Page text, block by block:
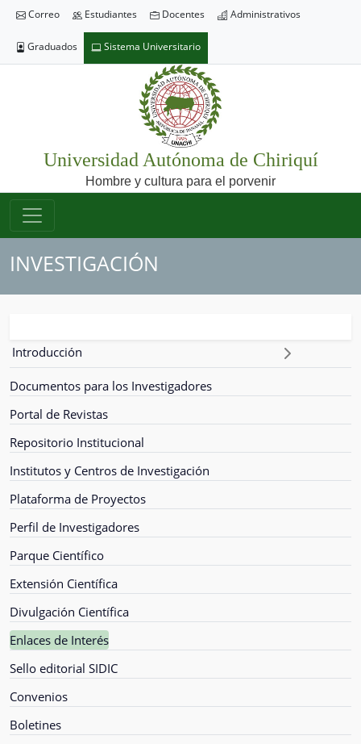
Correo Estudiantes Docentes Administrativos
Graduados Sistema Universitario
Universidad Autónoma de Chiriquí
Hombre y cultura para el porvenir
INVESTIGACIÓN
Introducción
Documentos para los Investigadores
Portal de Revistas
Repositorio Institucional
Institutos y Centros de Investigación
Plataforma de Proyectos
Perfil de Investigadores
Parque Científico
Extensión Científica
Divulgación Científica
Enlaces de Interés
Sello editorial SIDIC
Convenios
Boletines